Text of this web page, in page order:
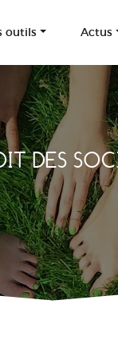
outils Actus
DES